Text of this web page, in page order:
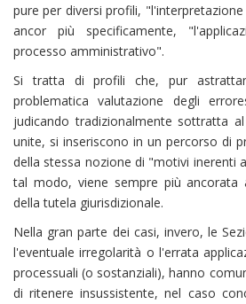
pure per diversi profili,
ancor più specificamente,
processo amministrativo".
Si tratta di profili che, pur
problematica valutazione degli
judicando tradizionalmente sottratta
unite, si inseriscono in un percorso di
della stessa nozione di "motivi inerenti
tal modo, viene sempre più ancorata
della tutela giurisdizionale.
Nella gran parte dei casi, invero, le
l'eventuale irregolarità o l'errata
processuali (o sostanziali), hanno
di ritenere insussistente, nel caso